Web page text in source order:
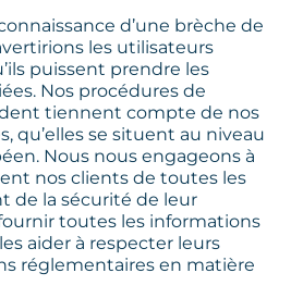
d’une brèche de
les utilisateurs
puissent prendre les
Nos procédures de
tiennent compte de nos
qu’elles se situent au niveau
Nous nous engageons à
nos clients de toutes les
de la sécurité de leur
toutes les informations
aider à respecter leurs
réglementaires en matière